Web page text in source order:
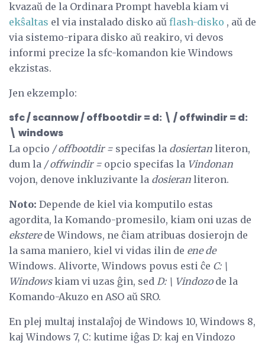
kvazaŭ de la Ordinara Prompt havebla kiam vi
ekŝaltas el via instalado disko aŭ flash-disko , aŭ de
via sistemo-ripara disko aŭ reakiro, vi devos
informi precize la sfc-komandon kie Windows
ekzistas.
Jen ekzemplo:
sfc / scannow / offbootdir = d: \ / offwindir = d:
\ windows
La opcio / offbootdir = specifas la dosiertan literon,
dum la / offwindir = opcio specifas la Vindonan
vojon, denove inkluzivante la dosieran literon.
Noto: Depende de kiel via komputilo estas
agordita, la Komando-promesilo, kiam oni uzas de
eksterede Windows, ne ĉiam atribuas dosierojn de
la sama maniero, kiel vi vidas ilin de ene de
Windows. Alivorte, Windows povus esti ĉe C: \
Windowskiam vi uzas ĝin, sed D: \ Vindozode la
Komando-Akuzo en ASO aŭ SRO.
En plej multaj instalaĵoj de Windows 10, Windows 8,
kaj Windows 7, C: kutime iĝas D: kaj en Vindozo